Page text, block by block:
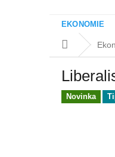
EKONOMIE
Domů
Novinka